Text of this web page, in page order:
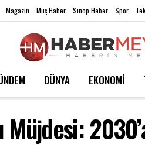
Magazin Muş Haber Sinop Haber Spor
DÜNYA EKONOMİ
Müjdesi: